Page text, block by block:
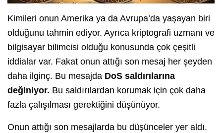
Kimileri onun Amerika ya da Avrupa’da yaşayan biri
olduğunu tahmin ediyor. Ayrıca kriptografi uzmanı ve
bilgisayar bilimcisi olduğu konusunda çok çeşitli
iddialar var. Fakat onun attığı son mesaj her şeyden
daha ilginç. Bu mesajda DoS saldırılarına
değiniyor. Bu saldırılardan korumak için çok daha
fazla çalışılması gerektiğini düşünüyor.
Onun attığı son mesajlarda bu düşünceler yer aldı.